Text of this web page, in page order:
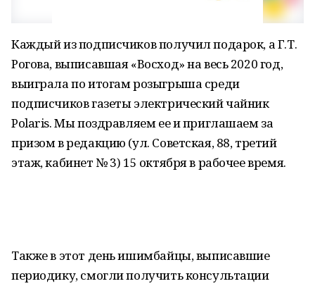
Каждый из подписчиков получил подарок, а Г.Т.
Рогова, выписавшая «Восход» на весь 2020 год,
выиграла по итогам розыгрыша среди
подписчиков газеты электрический чайник
Polaris. Мы поздравляем ее и приглашаем за
призом в редакцию (ул. Советская, 88, третий
этаж, кабинет № 3) 15 октября в рабочее время.
Также в этот день ишимбайцы, выписавшие
периодику, смогли получить консультации